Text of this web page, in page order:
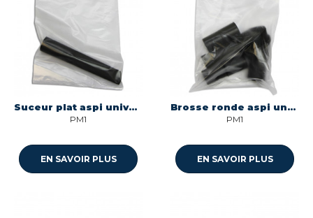
Suceur plat aspi universel diametre 35mm - brochable O287
PM1
EN SAVOIR PLUS
Brosse ronde aspi universelle avec adaptateurs O034
PM1
EN SAVOIR PLUS